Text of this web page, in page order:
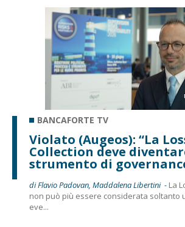
BANCAFORTE TV
Violato (Augeos): “La
Collection deve
strumento di
di Flavio Padovan, Maddalena Libertini - La
non può più essere considerata soltanto
eve...